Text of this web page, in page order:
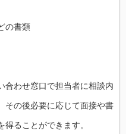
の書類
合わせ窓口で担当者に相談内
その後必要に応じて面接や書
ることができます。